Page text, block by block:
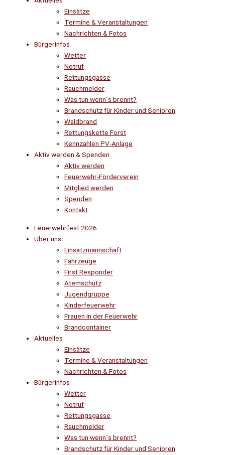
Einsätze
Termine & Veranstaltungen
Nachrichten & Fotos
Bürgerinfos
Wetter
Notruf
Rettungsgasse
Rauchmelder
Was tun wenn´s brennt?
Brandschutz für Kinder und Senioren
Waldbrand
Rettungskette Forst
Kennzahlen PV-Anlage
Aktiv werden & Spenden
Aktiv werden
Feuerwehr-Förderverein
Mitglied werden
Spenden
Kontakt
Feuerwehrfest 2026
Über uns
Einsatzmannschaft
Fahrzeuge
First Responder
Atemschutz
Jugendgruppe
Kinderfeuerwehr
Frauen in der Feuerwehr
Brandcontainer
Aktuelles
Einsätze
Termine & Veranstaltungen
Nachrichten & Fotos
Bürgerinfos
Wetter
Notruf
Rettungsgasse
Rauchmelder
Was tun wenn´s brennt?
Brandschutz für Kinder und Senioren